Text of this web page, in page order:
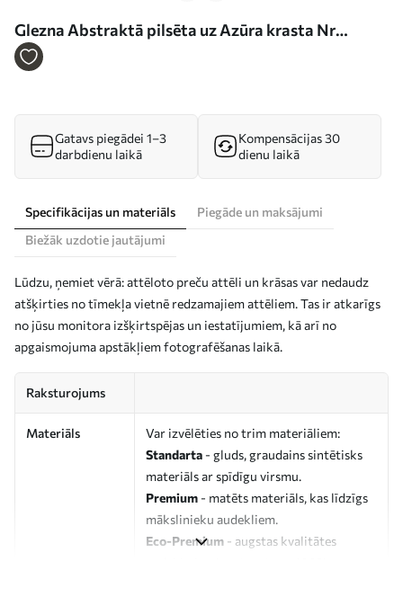
Glezna Abstraktā pilsēta uz Azūra krasta Nr
s01169
Gatavs piegādei 1–3
darbdienu laikā
Kompensācijas 30
dienu laikā
Specifikācijas un materiāls
Piegāde un maksājumi
Biežāk uzdotie jautājumi
Lūdzu, ņemiet vērā: attēloto preču attēli un krāsas var nedaudz
atšķirties no tīmekļa vietnē redzamajiem attēliem. Tas ir atkarīgs
no jūsu monitora izšķirtspējas un iestatījumiem, kā arī no
apgaismojuma apstākļiem fotografēšanas laikā.
Raksturojums
Materiāls
Var izvēlēties no trim materiāliem:
Standarta - gluds, graudains sintētisks
materiāls ar spīdīgu virsmu.
Premium - matēts materiāls, kas līdzīgs
mākslinieku audekliem.
Eco-Premium - augstas kvalitātes